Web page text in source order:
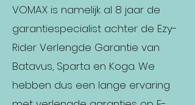
VOMAX is namelijk al 8 jaar de
garantiespecialist achter de Ezy-
Rider Verlengde Garantie van
Batavus, Sparta en Koga. We
hebben dus een lange ervaring